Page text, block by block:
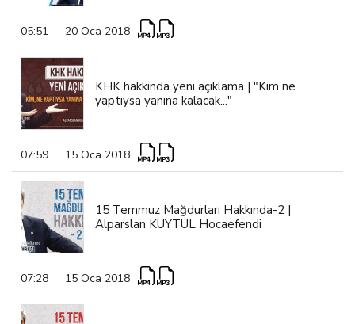
05:51 20 Oca 2018
KHK hakkında yeni açıklama | "Kim ne
yaptıysa yanına kalacak..."
07:59 15 Oca 2018
15 Temmuz Mağdurları Hakkında-2 |
Alparslan KUYTUL Hocaefendi
07:28 15 Oca 2018